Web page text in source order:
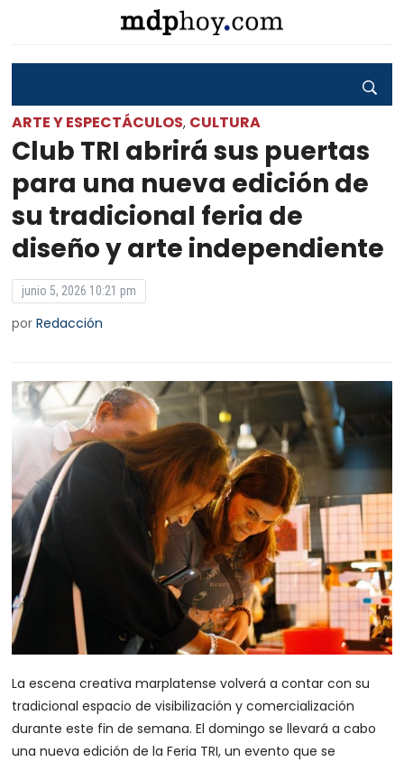
ARTE Y ESPECTÁCULOS, CULTURA
Club TRI abrirá sus puertas
para una nueva edición de
su tradicional feria de
diseño y arte independiente
junio 5, 2026 10:21 pm
porRedacción
La escena creativa marplatense volverá a contar con su
tradicional espacio de visibilización y comercialización
durante este fin de semana. El domingo se llevará a cabo
una nueva edición de la Feria TRI, un evento que se